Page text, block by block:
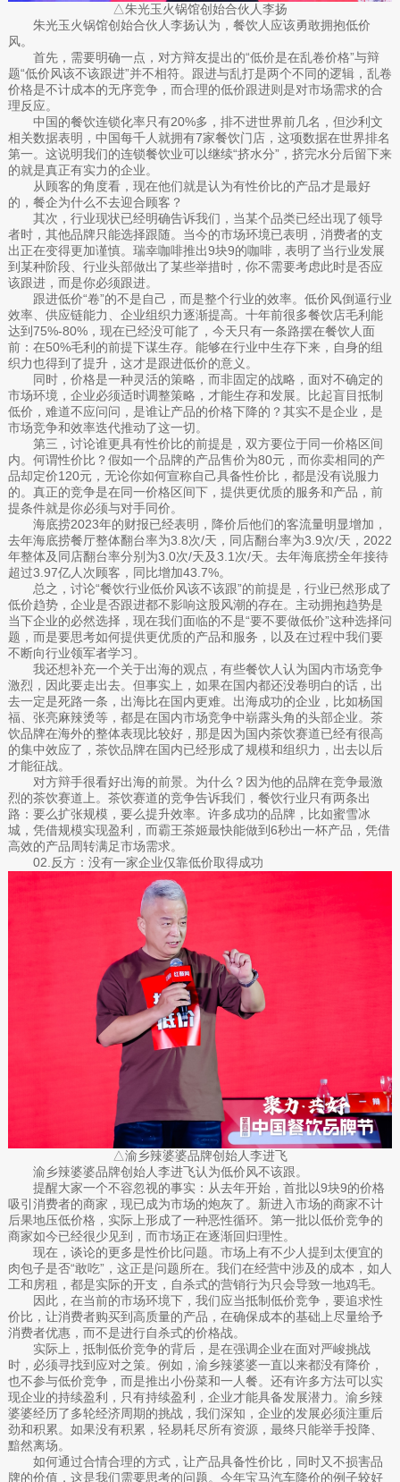
△朱光玉火锅馆创始合伙人李扬
朱光玉火锅馆创始合伙人李扬认为，餐饮人应该勇敢拥抱低价
风。
首先，需要明确一点，对方辩友提出的“低价是在乱卷价格”与辩
题“低价风该不该跟进”并不相符。跟进与乱打是两个不同的逻辑，乱卷
价格是不计成本的无序竞争，而合理的低价跟进则是对市场需求的合
理反应。
中国的餐饮连锁化率只有20%多，排不进世界前几名，但沙利文
相关数据表明，中国每千人就拥有7家餐饮门店，这项数据在世界排名
第一。这说明我们的连锁餐饮业可以继续“挤水分”，挤完水分后留下来
的就是真正有实力的企业。
从顾客的角度看，现在他们就是认为有性价比的产品才是最好
的，餐企为什么不去迎合顾客？
其次，行业现状已经明确告诉我们，当某个品类已经出现了领导
者时，其他品牌只能选择跟随。当今的市场环境已表明，消费者的支
出正在变得更加谨慎。瑞幸咖啡推出9块9的咖啡，表明了当行业发展
到某种阶段、行业头部做出了某些举措时，你不需要考虑此时是否应
该跟进，而是你必须跟进。
跟进低价“卷”的不是自己，而是整个行业的效率。低价风倒逼行业
效率、供应链能力、企业组织力逐渐提高。十年前很多餐饮店毛利能
达到75%-80%，现在已经没可能了，今天只有一条路摆在餐饮人面
前：在50%毛利的前提下谋生存。能够在行业中生存下来，自身的组
织力也得到了提升，这才是跟进低价的意义。
同时，价格是一种灵活的策略，而非固定的战略，面对不确定的
市场环境，企业必须适时调整策略，才能生存和发展。比起盲目抵制
低价，难道不应问问，是谁让产品的价格下降的？其实不是企业，是
市场竞争和效率迭代推动了这一切。
第三，讨论谁更具有性价比的前提是，双方要位于同一价格区间
内。何谓性价比？假如一个品牌的产品售价为80元，而你卖相同的产
品却定价120元，无论你如何宣称自己具备性价比，都是没有说服力
的。真正的竞争是在同一价格区间下，提供更优质的服务和产品，前
提条件就是你必须与对手同价。
海底捞2023年的财报已经表明，降价后他们的客流量明显增加，
去年海底捞餐厅整体翻台率为3.8次/天，同店翻台率为3.9次/天，2022
年整体及同店翻台率分别为3.0次/天及3.1次/天。去年海底捞全年接待
超过3.97亿人次顾客，同比增加43.7%。
总之，讨论“餐饮行业低价风该不该跟”的前提是，行业已然形成了
低价趋势，企业是否跟进都不影响这股风潮的存在。主动拥抱趋势是
当下企业的必然选择，现在我们面临的不是“要不要做低价”这种选择问
题，而是要思考如何提供更优质的产品和服务，以及在过程中我们要
不断向行业领军者学习。
我还想补充一个关于出海的观点，有些餐饮人认为国内市场竞争
激烈，因此要走出去。但事实上，如果在国内都还没卷明白的话，出
去一定是死路一条，出海比在国内更难。出海成功的企业，比如杨国
福、张亮麻辣烫等，都是在国内市场竞争中崭露头角的头部企业。茶
饮品牌在海外的整体表现比较好，那是因为国内茶饮赛道已经有很高
的集中效应了，茶饮品牌在国内已经形成了规模和组织力，出去以后
才能征战。
对方辩手很看好出海的前景。为什么？因为他的品牌在竞争最激
烈的茶饮赛道上。茶饮赛道的竞争告诉我们，餐饮行业只有两条出
路：要么扩张规模，要么提升效率。许多成功的品牌，比如蜜雪冰
城，凭借规模实现盈利，而霸王茶姬最快能做到6秒出一杯产品，凭借
高效的产品周转满足市场需求。
02.反方：没有一家企业仅靠低价取得成功
△渝乡辣婆婆品牌创始人李进飞
渝乡辣婆婆品牌创始人李进飞认为低价风不该跟。
提醒大家一个不容忽视的事实：从去年开始，首批以9块9的价格
吸引消费者的商家，现已成为市场的炮灰了。新进入市场的商家不计
后果地压低价格，实际上形成了一种恶性循环。第一批以低价竞争的
商家如今已经很少见到，而市场正在逐渐回归理性。
现在，谈论的更多是性价比问题。市场上有不少人提到太便宜的
肉包子是否“敢吃”，这正是问题所在。我们在经营中涉及的成本，如人
工和房租，都是实际的开支，自杀式的营销行为只会导致一地鸡毛。
因此，在当前的市场环境下，我们应当抵制低价竞争，要追求性
价比，让消费者购买到高质量的产品，在确保成本的基础上尽量给予
消费者优惠，而不是进行自杀式的价格战。
实际上，抵制低价竞争的背后，是在强调企业在面对严峻挑战
时，必须寻找到应对之策。例如，渝乡辣婆婆一直以来都没有降价，
也不参与低价竞争，而是推出小份菜和一人餐。还有许多方法可以实
现企业的持续盈利，只有持续盈利，企业才能具备发展潜力。渝乡辣
婆婆经历了多轮经济周期的挑战，我们深知，企业的发展必须注重后
劲和积累。如果没有积累，轻易耗尽所有资源，最终只能举手投降、
黯然离场。
如何通过合情合理的方式，让产品具备性价比，同时又不损害品
牌的价值，这是我们需要思考的问题。今年宝马汽车降价的例子较好